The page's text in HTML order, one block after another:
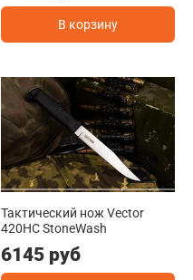
В корзину
Тактический нож Vector
420HC StoneWash
6145 руб